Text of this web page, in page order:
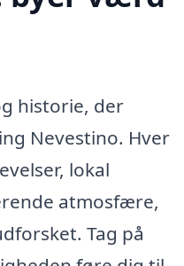
historie, der
Nevestino. Hver
lokal
atmosfære,
Tag på